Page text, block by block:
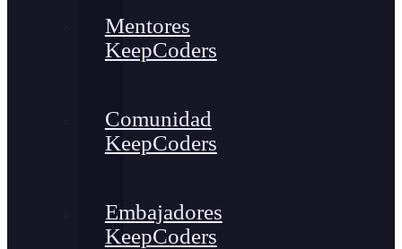
Mentores
KeepCoders
Comunidad
KeepCoders
Embajadores
KeepCoders